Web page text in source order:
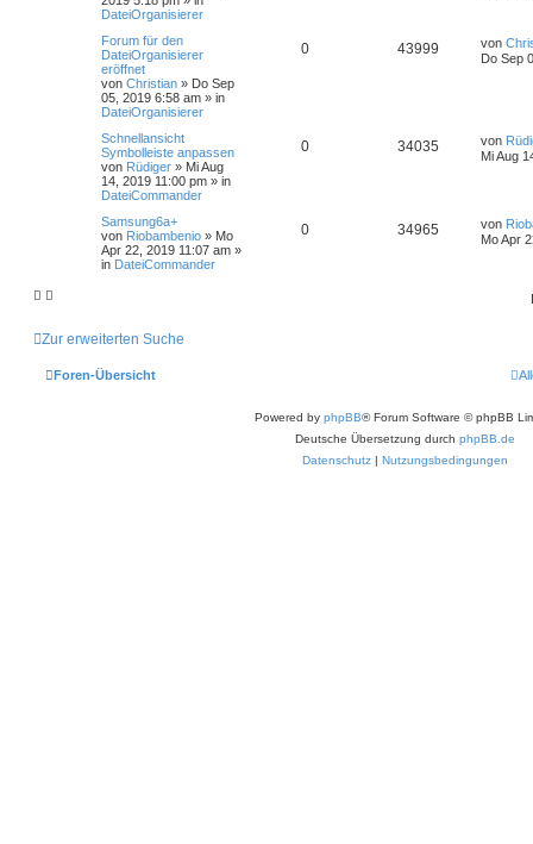
DateiOrganisierer
Forum für den
DateiOrganisierer
eröffnet
von Christian » Do Sep
05, 2019 6:58 am » in
DateiOrganisierer
0 43999 von
Do Sep
Schnellansicht
Symbolleiste anpassen
von Rüdiger » Mi Aug
14, 2019 11:00 pm » in
DateiCommander
0 34035 von
Mi Aug
Samsung6a+
von Riobambenio » Mo
Apr 22, 2019 11:07 am »
in DateiCommander
0 34965 von
Mo Apr
Zur erweiterten Suche
Foren-Übersicht
Powered by phpBB® Forum Software © phpBB
Deutsche Übersetzung durch phpBB.de
Datenschutz | Nutzungsbedingungen